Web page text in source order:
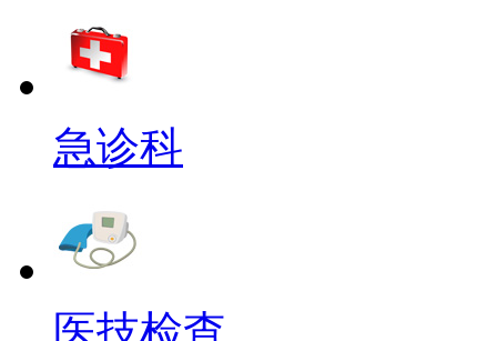
急诊科